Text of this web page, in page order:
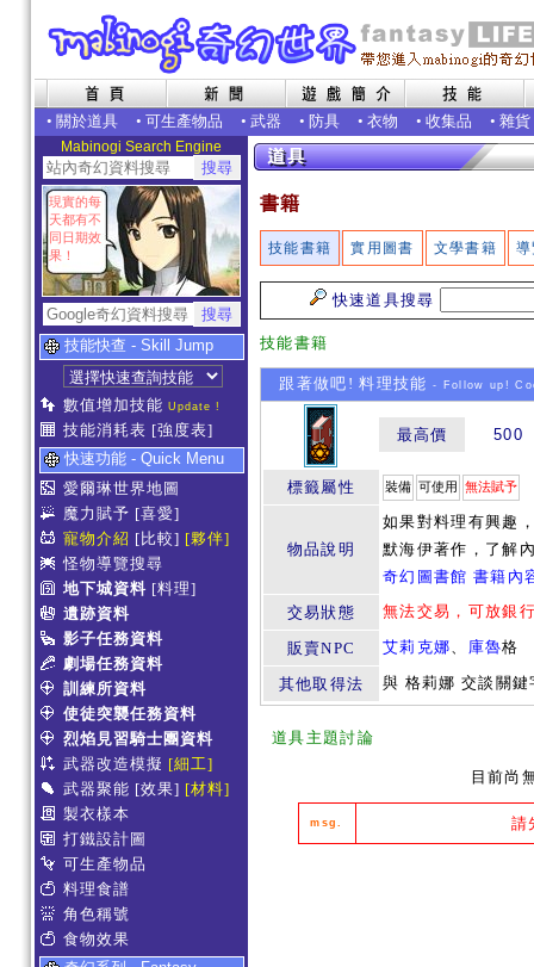
• 關於道具 • 可生產物品 • 武器 • 防具 • 衣物 • 收集品 • 雜貨
Mabinogi Search Engine
現實的每
天都有不
同日期效
果！
技能快查 - Skill Jump
數值增加技能 Update !
技能消耗表 [強度表]
快速功能 - Quick Menu
愛爾琳世界地圖
魔力賦予 [喜愛]
寵物介紹 [比較] [夥伴]
怪物導覽搜尋
地下城資料 [料理]
遺跡資料
影子任務資料
劇場任務資料
訓練所資料
使徒突襲任務資料
烈焰見習騎士團資料
武器改造模擬 [細工]
武器聚能 [效果] [材料]
製衣樣本
打鐵設計圖
可生產物品
料理食譜
角色稱號
食物效果
書籍
技能書籍 實用圖書 文學書籍
快速道具搜尋
技能書籍
跟著做吧! 料理技能 - Follow up!
最高價 500
標籤屬性 裝備 可使用 無法賦予
物品說明
如果對料理有興趣
默海伊著作，了解
奇幻圖書館 書籍內
交易狀態
無法交易，可放銀
販賣NPC 艾莉克娜、 庫魯格
其他取得法 與 格莉娜 交談關
道具主題討論
目前尚
msg. 請